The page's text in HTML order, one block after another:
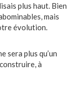
plus haut. Bien
mais
évolution.
sera plus qu’un
à